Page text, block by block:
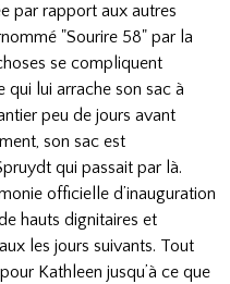
par rapport aux autres
"Sourire 58" par la
se compliquent
qui lui arrache son sac à
peu de jours avant
son sac est
qui passait par là.
officielle d’inauguration
hauts dignitaires et
les jours suivants. Tout
Kathleen jusqu’à ce que